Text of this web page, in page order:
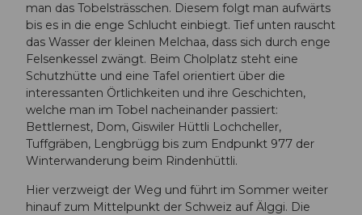
man das Tobelsträsschen. Diesem folgt man aufwärts
bis es in die enge Schlucht einbiegt. Tief unten rauscht
das Wasser der kleinen Melchaa, dass sich durch enge
Felsenkessel zwängt. Beim Cholplatz steht eine
Schutzhütte und eine Tafel orientiert über die
interessanten Örtlichkeiten und ihre Geschichten,
welche man im Tobel nacheinander passiert:
Bettlernest, Dom, Giswiler Hüttli Lochcheller,
Tuffgräben, Lengbrügg bis zum Endpunkt 977 der
Winterwanderung beim Rindenhüttli.
Hier verzweigt der Weg und führt im Sommer weiter
hinauf zum Mittelpunkt der Schweiz auf Älggi. Die